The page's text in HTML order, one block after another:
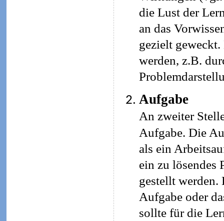
die Lust der
an das
gezielt
werden, z.B.
Aufgabe
An zweiter
Aufgabe. Die
als ein
ein zu lösendes
gestellt werden.
Aufgabe oder
sollte für die